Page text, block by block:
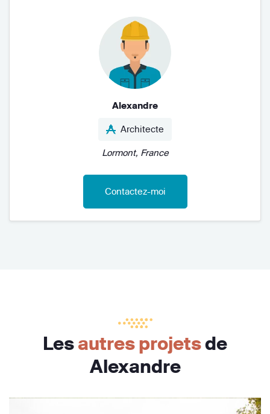
Alexandre
Architecte
Lormont, France
Contactez-moi
Lesautres projetsde
Alexandre